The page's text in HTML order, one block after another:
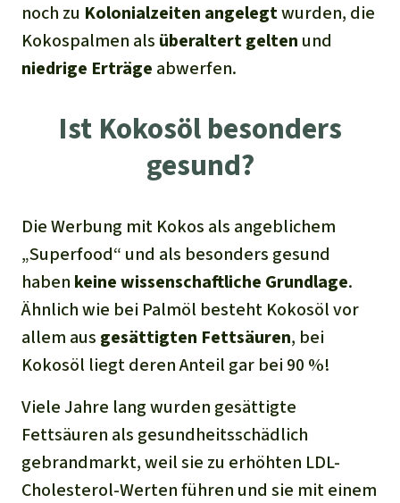
noch zu Kolonialzeiten angelegtwurden, die
Kokospalmen als überaltertgelten und
niedrige Erträge abwerfen.
Ist Kokosöl besonders
gesund?
Die Werbung mit Kokos als angeblichem
„Superfood“ und als besonders gesund
haben keine wissenschaftliche Grundlage.
Ähnlich wie bei Palmöl besteht Kokosöl vor
allem aus gesättigten Fettsäuren, bei
Kokosöl liegt deren Anteil gar bei 90 %!
Viele Jahre lang wurden gesättigte
Fettsäuren als gesundheitsschädlich
gebrandmarkt, weil sie zu erhöhten LDL-
Cholesterol-Werten führen und sie mit einem